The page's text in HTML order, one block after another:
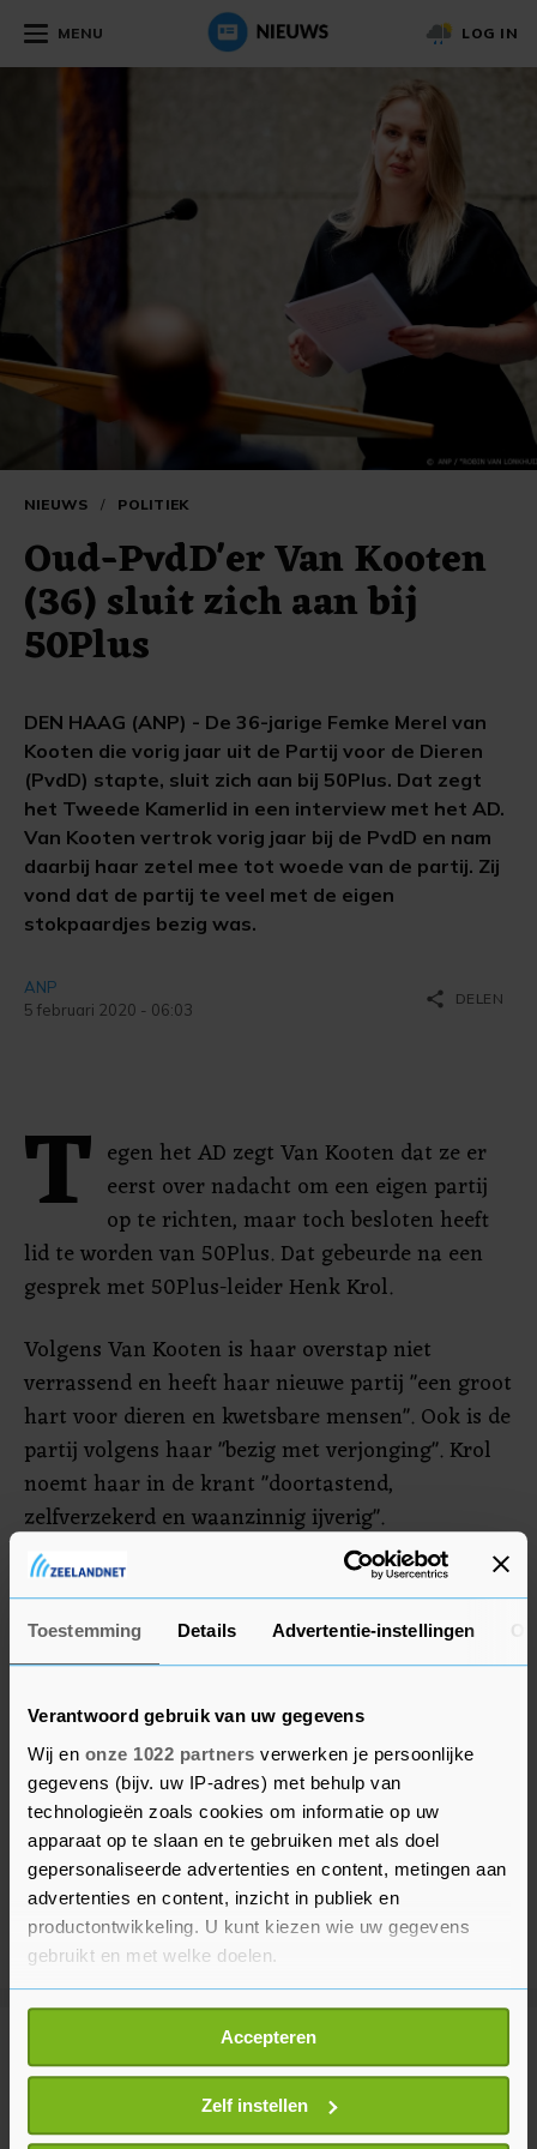
Toestemming Details Advertentie-instellingen
Verantwoord gebruik van uw gegevens
Wij en onze 1022 partners verwerken je persoonlijke
gegevens (bijv. uw IP-adres) met behulp van
technologieën zoals cookies om informatie op uw
apparaat op te slaan en te gebruiken met als doel
gepersonaliseerde advertenties en content, metingen aan
advertenties en content, inzicht in publiek en
productontwikkeling. U kunt kiezen wie uw gegevens
gebruikt en met welke doelen.
Als u het toestaat, willen we ook graag:
Informatie verzamelen over uw geografische
locatie, die tot een paar meter nauwkeurig kan zijn
Uw apparaat identificeren door het actief te
scannen op specifieke eigenschappen (fingerprinting)
Accepteren
Zelf instellen
MENU LOG IN
NIEUWS / POLITIEK
Oud-PvdD'er Van Kooten
(36) sluit zich aan bij
50Plus
DEN HAAG (ANP) - De 36-jarige Femke Merel van
Kooten die vorig jaar uit de Partij voor de Dieren
(PvdD) stapte, sluit zich aan bij 50Plus. Dat zegt
het Tweede Kamerlid in een interview met het AD.
Van Kooten vertrok vorig jaar bij de PvdD en nam
daarbij haar zetel mee tot woede van de partij. Zij
vond dat de partij te veel met de eigen
stokpaardjes bezig was.
ANP
5 februari 2020 - 06:03
share DELEN
T egen het AD zegt Van Kooten dat ze er
eerst over nadacht om een eigen partij
op te richten, maar toch besloten heeft
lid te worden van 50Plus. Dat gebeurde na een
gesprek met 50Plus-leider Henk Krol.
Volgens Van Kooten is haar overstap niet
verrassend en heeft haar nieuwe partij "een groot
hart voor dieren en kwetsbare mensen". Ook is de
partij volgens haar "bezig met verjonging". Krol
noemt haar in de krant "doortastend,
zelfverzekerd en waanzinnig ijverig".
Meer uit Politiek
Paul hield besluit loon